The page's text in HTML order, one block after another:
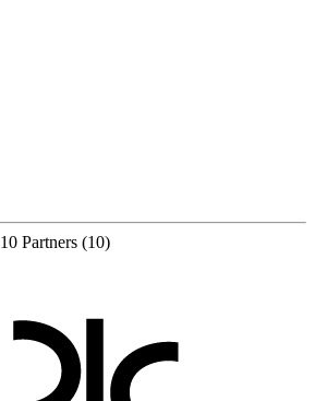
10 Partners (10)